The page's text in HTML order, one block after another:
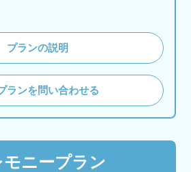
プランの説明
ランを問い合わせる
モニープラン